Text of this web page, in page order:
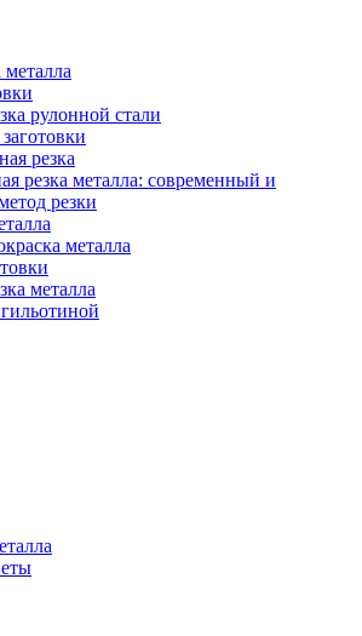
металла
рулонной стали
резка
резка металла: современный и
резки
металла
металла